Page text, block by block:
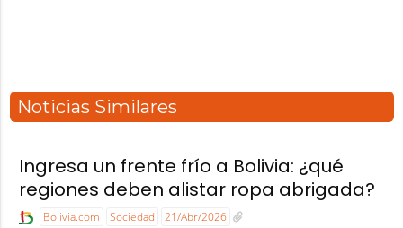
Noticias Similares
Ingresa un frente frío a Bolivia: ¿qué
regiones deben alistar ropa abrigada?
Bolivia.com Sociedad 21/Abr/2026